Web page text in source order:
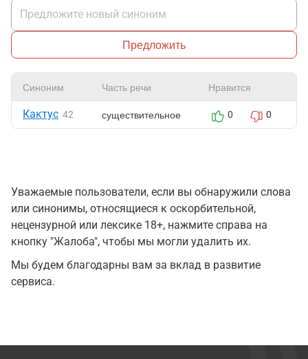
Предложить
Синоним Часть речи Нравится
Кактус 42 существительное 0 0
Уважаемые пользователи, если вы обнаружили слова
или синонимы, относящиеся к оскорбительной,
нецензурной или лексике 18+, нажмите справа на
кнопку "Жалоба", чтобы мы могли удалить их.
Мы будем благодарны вам за вклад в развитие
сервиса.